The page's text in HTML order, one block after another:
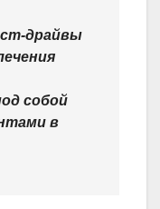
драйвы
собой
в